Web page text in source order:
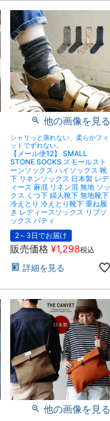
他の画像を見る
シャリっと蒸れない、柔らかフィ
ットでずれない。
【メール便12】 SMALL
STONE SOCKS スモールスト
ーンソックス ハイソックス 靴
下 リネンソックス 日本製 レデ
ィース 麻混 リネン混 無地 ソッ
クス くつ下 婦人靴下 無地靴下
冷えとり 冷えとり靴下 重ね履
き レディースソックス リブソ
ックス パティ
2～3日でお届け
販売価格 ¥1,298税込
詳細を見る
他の画像を見る